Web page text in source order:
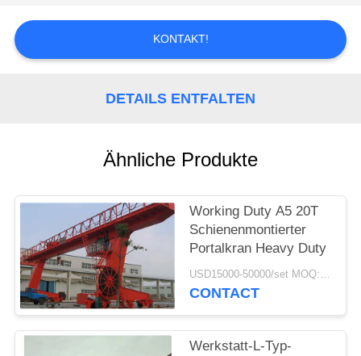
FORDERN
SIE
PRIVACY
POLICY
KONTAKT!
DETAILS ENTFALTEN
Ähnliche Produkte
Working Duty A5 20T
Schienenmontierter
Portalkran Heavy Duty
USD15000-50000/set MOQ:1 Satz
CONTACT
Werkstatt-L-Typ-